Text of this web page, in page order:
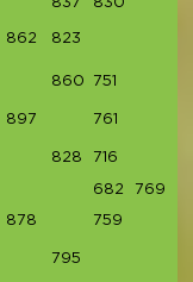
862 823
860 751
897 761
828 716
682 769
878 759
795